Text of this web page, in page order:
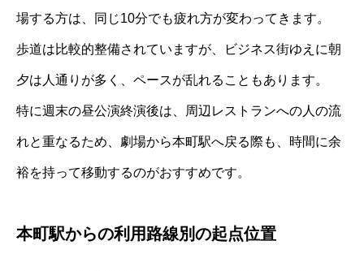
場する方は、同じ10分でも疲れ方が変わってきます。
歩道は比較的整備されていますが、ビジネス街ゆえに朝
夕は人通りが多く、ペースが乱れることもあります。
特に週末の昼公演終演後は、周辺レストランへの人の流
れと重なるため、劇場から本町駅へ戻る際も、時間に余
裕を持って移動するのがおすすめです。
本町駅からの利用路線別の起点位置